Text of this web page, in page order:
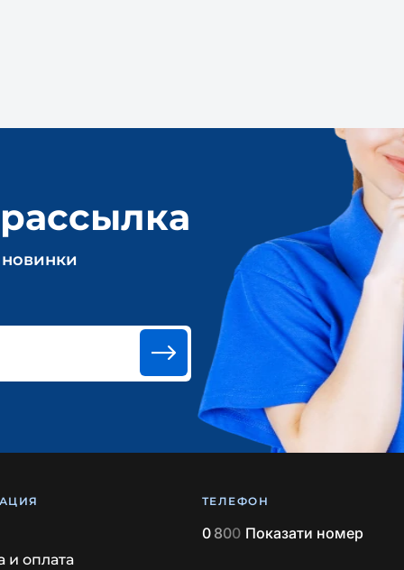
и оплата
ТЕЛЕФОН
0 800 Показати номер